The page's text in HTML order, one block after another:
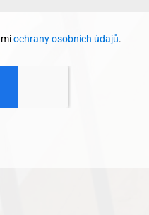
ochrany osobních údajů.